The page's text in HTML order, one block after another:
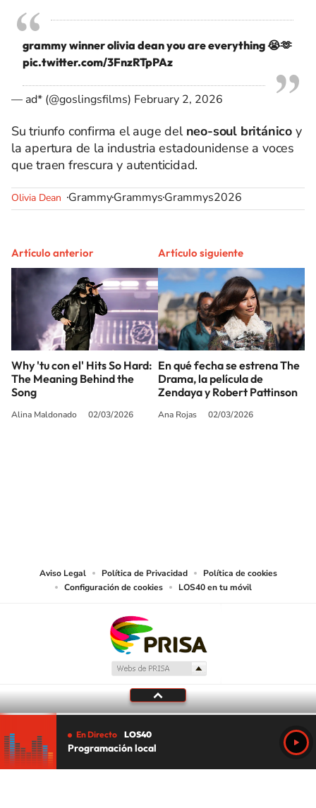
grammy winner olivia dean you are everything 😭🫶
pic.twitter.com/3FnzRTpPAz
— ad* (@goslingsfilms) February 2, 2026
Su triunfo confirma el auge del neo-soul británico y
la apertura de la industria estadounidense a voces
que traen frescura y autenticidad.
Olivia Dean GrammyGrammysGrammys2026
Artículo anterior
Why 'tu con el' Hits So Hard:
The Meaning Behind the
Song
Alina Maldonado 02/03/2026
Artículo siguiente
En qué fecha se estrena The
Drama, la película de
Zendaya y Robert Pattinson
Ana Rojas 02/03/2026
Aviso Legal Política de Privacidad
Política de cookies
Configuración de cookies
LOS40 en tu móvil
En Directo LOS40
Programación local